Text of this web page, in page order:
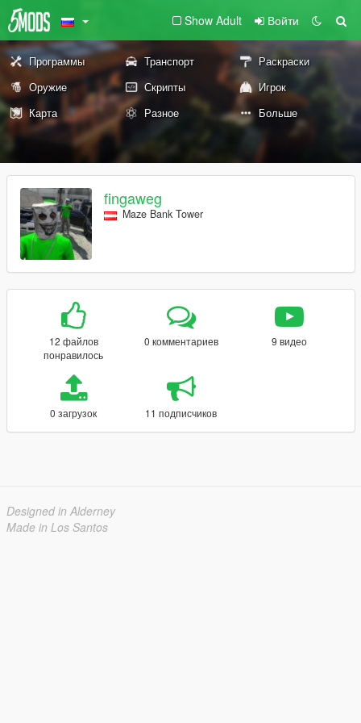
Show Adult Войти
Программы Транспорт
Раскраски
Оружие
Скрипты
Игрок
Карта
Разное Больше
fingaweg
Maze Bank Tower
12 файлов
понравилось
0 комментариев 9 видео
0 загрузок 11 подписчиков
Designed in Alderney
Made in Los Santos